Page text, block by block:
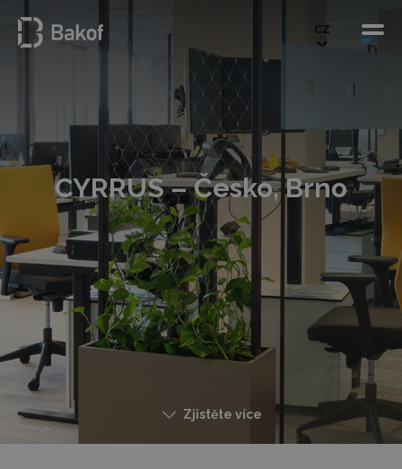
CZ
CYRRUS – Česko, Brno
Zjistěte více